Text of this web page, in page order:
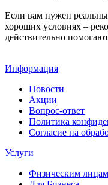
Если вам нужен
хороших условиях –
действительно
Информация
Новости
Акции
Вопрос-ответ
Политика
Согласие на
Услуги
Физическим лицам